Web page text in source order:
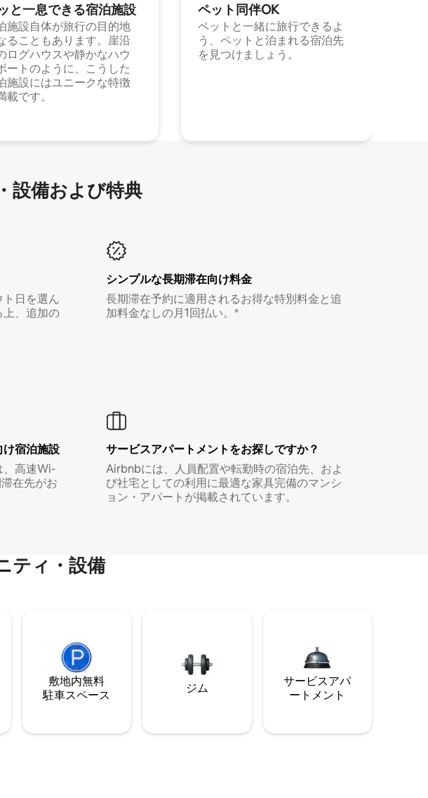
と一⁠息⁠で⁠き⁠る宿⁠泊施⁠設
施設自体が旅行の目的地
ることもあります。崖沿
ログハウスや静かなハウ
ートのように、こうした
施設にはユニークな特徴
載です。
ペット同⁠伴OK
ペットと一緒に旅行できるよ
う、ペットと泊まれる宿泊先
を見つけましょう。
設⁠備⁠および特⁠典
日を選ん
、追加の
シンプルな長期滞在向け料金
長期滞在予約に適用されるお得な特別料金と追
加料金なしの月1回払い。*
宿⁠泊⁠施⁠設
、高速Wi-
在先がお
サービスアパートメントをお探しですか？
Airbnbには、人員配置や転勤時の宿泊先、およ
び社宅としての利用に最適な家具完備のマンシ
ョン・アパートが掲載されています。
ティ・設備
敷地内無料
駐⁠車ス⁠ペ⁠ー⁠ス
ジム
サービスアパ
ートメント